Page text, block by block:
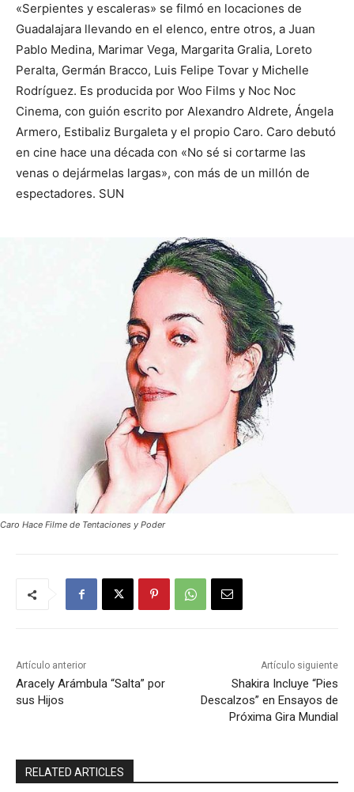
«Serpientes y escaleras» se filmó en locaciones de
Guadalajara llevando en el elenco, entre otros, a Juan
Pablo Medina, Marimar Vega, Margarita Gralia, Loreto
Peralta, Germán Bracco, Luis Felipe Tovar y Michelle
Rodríguez. Es producida por Woo Films y Noc Noc
Cinema, con guión escrito por Alexandro Aldrete, Ángela
Armero, Estibaliz Burgaleta y el propio Caro. Caro debutó
en cine hace una década con «No sé si cortarme las
venas o dejármelas largas», con más de un millón de
espectadores. SUN
Caro Hace Filme de Tentaciones y Poder
Artículo anterior
Aracely Arámbula “Salta” por
sus Hijos
Artículo siguiente
Shakira Incluye “Pies
Descalzos” en Ensayos de
Próxima Gira Mundial
RELATED ARTICLES